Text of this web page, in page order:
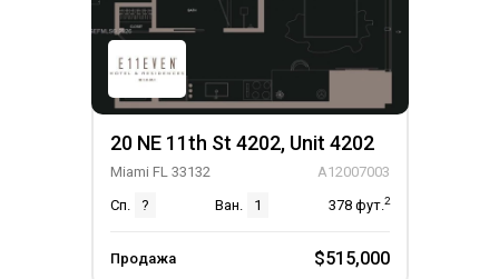
20 NE 11th St 4202, Unit 4202
Miami FL 33132
A12007003
Сп.
? Ван. 1 378 фут.2
Продажа $515,000